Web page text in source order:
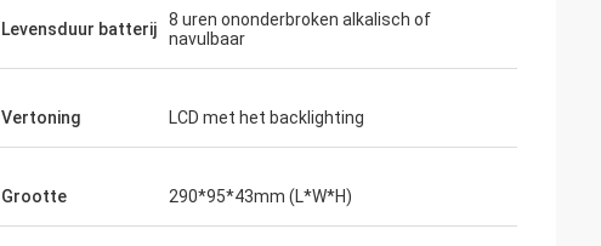
Levensduur batterij
8 uren ononderbroken alkalisch of
navulbaar
Vertoning LCD met het backlighting
Grootte 290*95*43mm (L*W*H)